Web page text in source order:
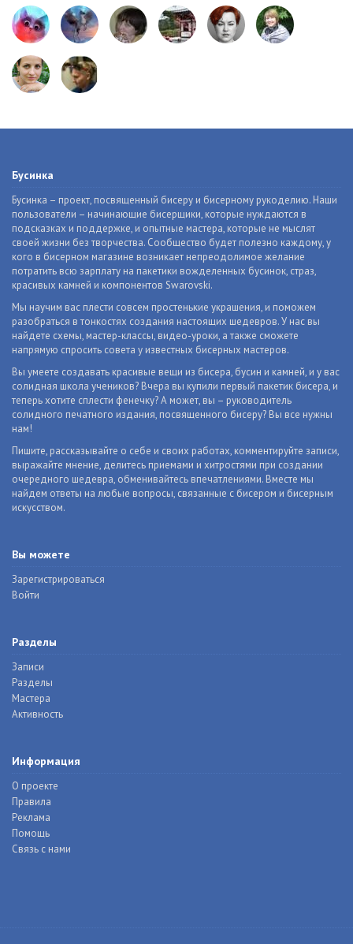
Бусинка
Бусинка – проект, посвященный бисеру и бисерному рукоделию. Наши
пользователи – начинающие бисерщики, которые нуждаются в
подсказках и поддержке, и опытные мастера, которые не мыслят
своей жизни без творчества. Сообщество будет полезно каждому, у
кого в бисерном магазине возникает непреодолимое желание
потратить всю зарплату на пакетики вожделенных бусинок, страз,
красивых камней и компонентов Swarovski.
Мы научим вас плести совсем простенькие украшения, и поможем
разобраться в тонкостях создания настоящих шедевров. У нас вы
найдете схемы, мастер-классы, видео-уроки, а также сможете
напрямую спросить совета у известных бисерных мастеров.
Вы умеете создавать красивые вещи из бисера, бусин и камней, и у вас
солидная школа учеников? Вчера вы купили первый пакетик бисера, и
теперь хотите сплести фенечку? А может, вы – руководитель
солидного печатного издания, посвященного бисеру? Вы все нужны
нам!
Пишите, рассказывайте о себе и своих работах, комментируйте записи,
выражайте мнение, делитесь приемами и хитростями при создании
очередного шедевра, обменивайтесь впечатлениями. Вместе мы
найдем ответы на любые вопросы, связанные с бисером и бисерным
искусством.
Вы можете
Зарегистрироваться
Войти
Разделы
Записи
Разделы
Мастера
Активность
Информация
О проекте
Правила
Реклама
Помощь
Связь с нами